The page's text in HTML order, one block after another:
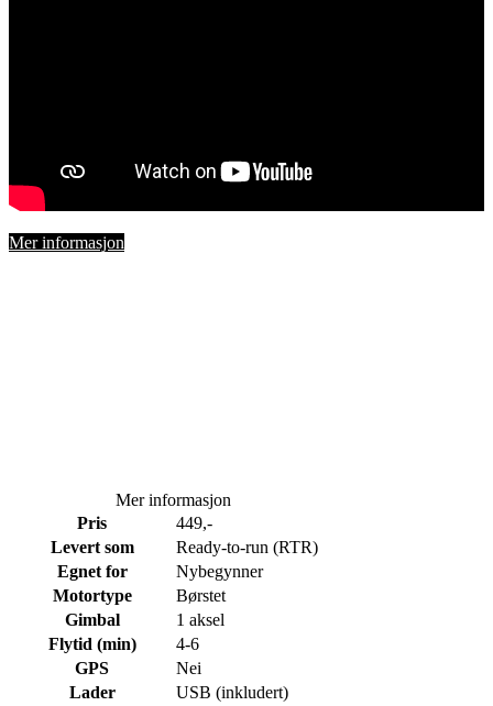
Mer informasjon
Mer informasjon
Pris
449,-
Levert som
Ready-to-run (RTR)
Egnet for
Nybegynner
Motortype
Børstet
Gimbal
1 aksel
Flytid (min)
4-6
GPS
Nei
Lader
USB (inkludert)